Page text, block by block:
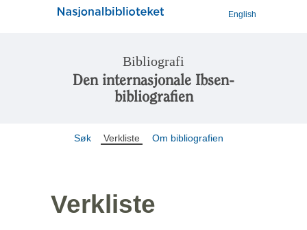
English
Bibliografi
Den internasjonale Ibsen-
bibliografien
Søk Verkliste Om bibliografien
Verkliste